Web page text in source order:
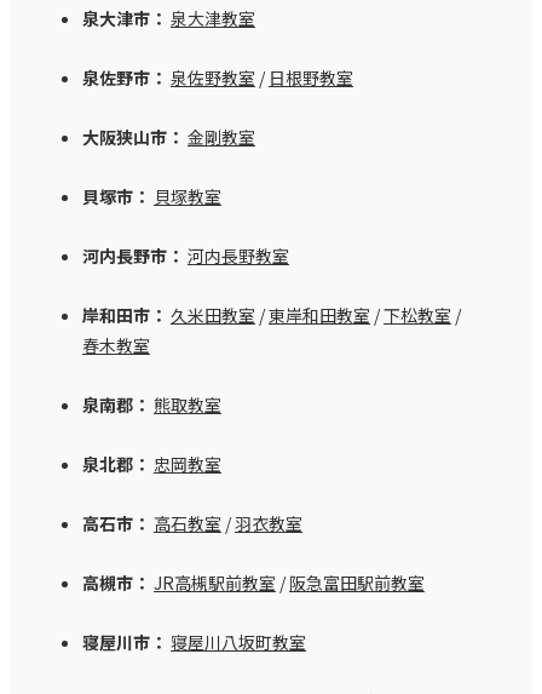
泉大津市： 泉大津教室
泉佐野市： 泉佐野教室 / 日根野教室
大阪狭山市： 金剛教室
貝塚市： 貝塚教室
河内長野市： 河内長野教室
岸和田市： 久米田教室 /東岸和田教室 /下松教室 /
春木教室
泉南郡： 熊取教室
泉北郡： 忠岡教室
高石市： 高石教室 /羽衣教室
高槻市： JR高槻駅前教室 /阪急富田駅前教室
寝屋川市： 寝屋川八坂町教室